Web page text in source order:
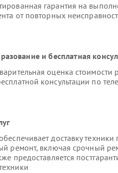
гарантия на
от повторных
и бесплатная
оценка стоимости
консультации по
доставку
ремонт, включая срочный
предоставляется